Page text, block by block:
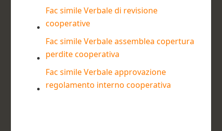
Fac simile Verbale di revisione
cooperative​
Fac simile Verbale assemblea copertura
perdite cooperativa​
Fac simile Verbale approvazione
regolamento interno cooperativa​